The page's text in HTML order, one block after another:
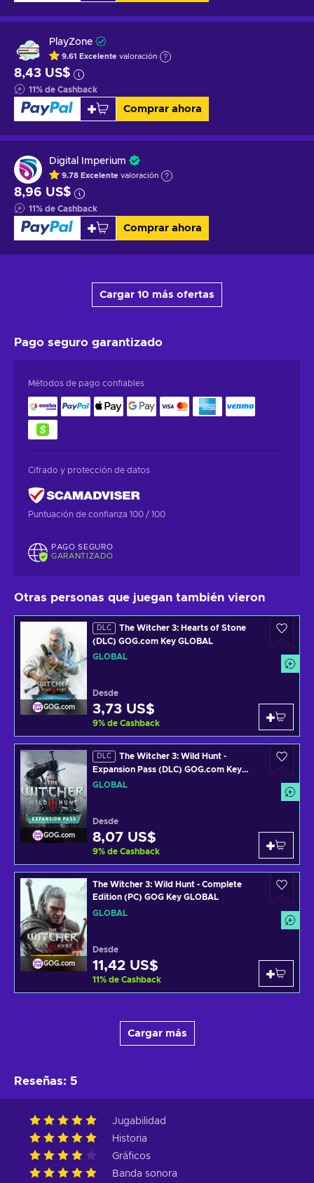
PlayZone
9.61 Excelente valoración
8,43 US$
11% de Cashback
Comprar ahora
Digital Imperium
9.78 Excelente valoración
8,96 US$
11% de Cashback
Comprar ahora
Cargar 10 más ofertas
Pago seguro garantizado
Métodos de pago confiables
Cifrado y protección de datos
Puntuación de confianza 100 / 100
PAGO SEGURO
GARANTIZADO
Otras personas que juegan también vieron
GOG.com
DLC
The Witcher 3: Hearts of Stone
(DLC) GOG.com Key GLOBAL
GLOBAL
Desde
3,73 US$
9% de Cashback
GOG.com
DLC
The Witcher 3: Wild Hunt -
Expansion Pass (DLC) GOG.com Key
GLOBAL
GLOBAL
Desde
8,07 US$
9% de Cashback
GOG.com
The Witcher 3: Wild Hunt - Complete
Edition (PC) GOG Key GLOBAL
GLOBAL
Desde
11,42 US$
11% de Cashback
Cargar más
Reseñas: 5
Jugabilidad
Historia
Gráficos
Banda sonora